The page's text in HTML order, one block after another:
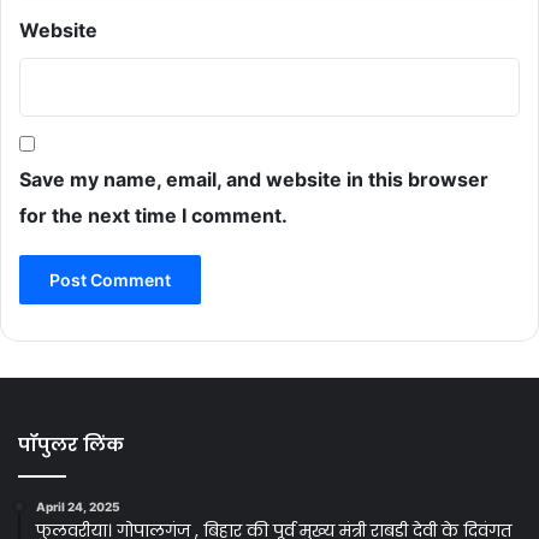
Website
Save my name, email, and website in this browser
for the next time I comment.
पॉपुलर लिंक
April 24, 2025
फुलवरीया। गोपालगंज , बिहार की पूर्व मुख्य मंत्री राबड़ी देवी के दिवंगत